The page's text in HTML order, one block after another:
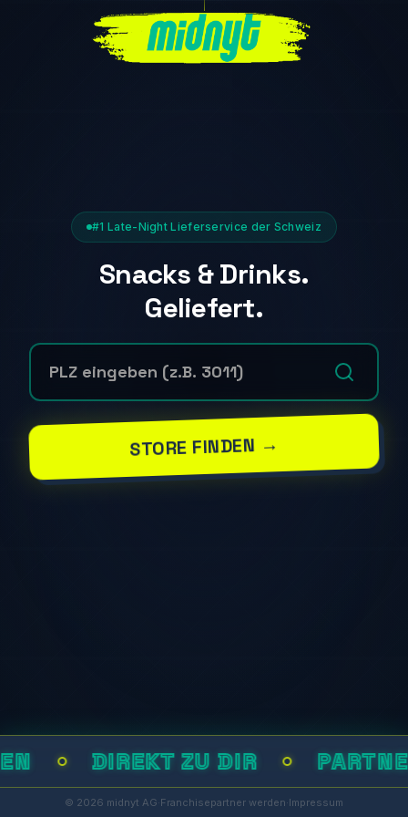
DIREKT ZU DIR
© 2026 midnyt AG·Franchisepartner werden·Impressum
#1 Late-Night Lieferservice der Schweiz
Snacks & Drinks.
Geliefert.
STORE FINDEN →